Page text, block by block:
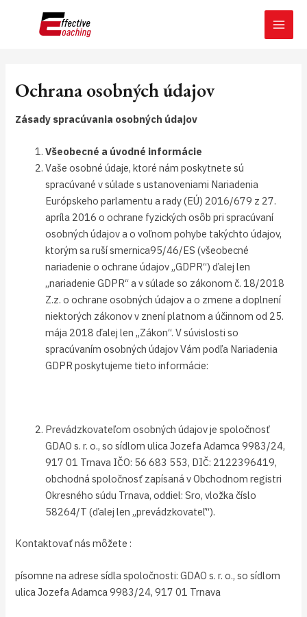
Ochrana osobných údajov
Zásady spracúvania osobných údajov
Všeobecné a úvodné informácie
Vaše osobné údaje, ktoré nám poskytnete sú
spracúvané v súlade s ustanoveniami Nariadenia
Európskeho parlamentu a rady (EÚ) 2016/679 z 27.
apríla 2016 o ochrane fyzických osôb pri spracúvaní
osobných údajov a o voľnom pohybe takýchto údajov,
ktorým sa ruší smernica95/46/ES (všeobecné
nariadenie o ochrane údajov „GDPR“) ďalej len
„nariadenie GDPR“ a v súlade so zákonom č. 18/2018
Z.z. o ochrane osobných údajov a o zmene a doplnení
niektorých zákonov v znení platnom a účinnom od 25.
mája 2018 ďalej len „Zákon“. V súvislosti so
spracúvaním osobných údajov Vám podľa Nariadenia
GDPR poskytujeme tieto informácie:
Prevádzkovateľom osobných údajov je spoločnosť
GDAO s. r. o., so sídlom ulica Jozefa Adamca 9983/24,
917 01 Trnava IČO: 56 683 553, DIČ: 2122396419,
obchodná spoločnosť zapísaná v Obchodnom registri
Okresného súdu Trnava, oddiel: Sro, vložka číslo
58264/T (ďalej len „prevádzkovateľ“).
Kontaktovať nás môžete :
písomne na adrese sídla spoločnosti: GDAO s. r. o., so sídlom
ulica Jozefa Adamca 9983/24, 917 01 Trnava